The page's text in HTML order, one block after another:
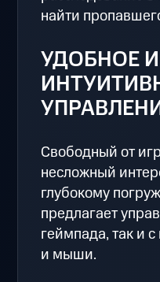
найти
УДОБНОЕ И
Свободный от
несложный
глубокому
предлагает
геймпада, так и
и мыши.